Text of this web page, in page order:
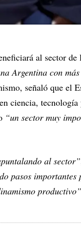
al sector
Argentina con
señaló que el
ciencia,
“un sector muy
al sector”
pasos
productivo”